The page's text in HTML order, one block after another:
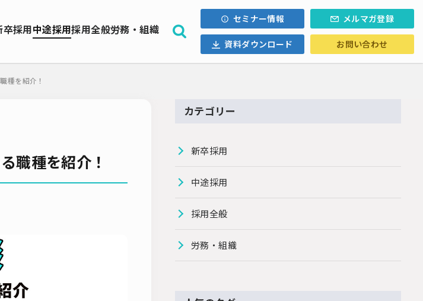
卒採用中途採用採用全般労務・組織
セミナー情報 メルマガ登録
資料ダウンロード お問い合わせ
種を紹介！
職種を紹介！
カテゴリー
新卒採用
中途採用
採用全般
労務・組織
問い合わせ